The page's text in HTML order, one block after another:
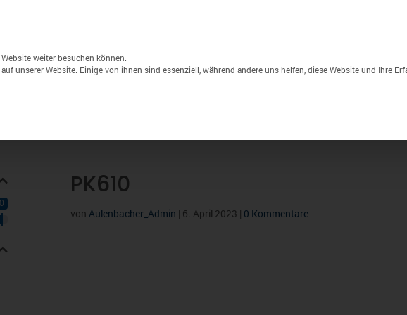
search
PK610
von Aulenbacher_Admin | 6. April 2023 | 0 Kommentare
weiter besuchen können.
unserer Website. Einige von ihnen sind essenziell, während andere uns helfen, diese Website und Ihre